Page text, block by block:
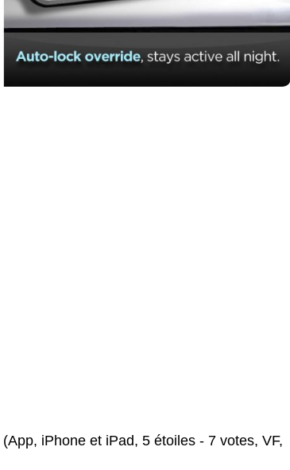
(App, iPhone et iPad, 5 étoiles - 7 votes, VF,